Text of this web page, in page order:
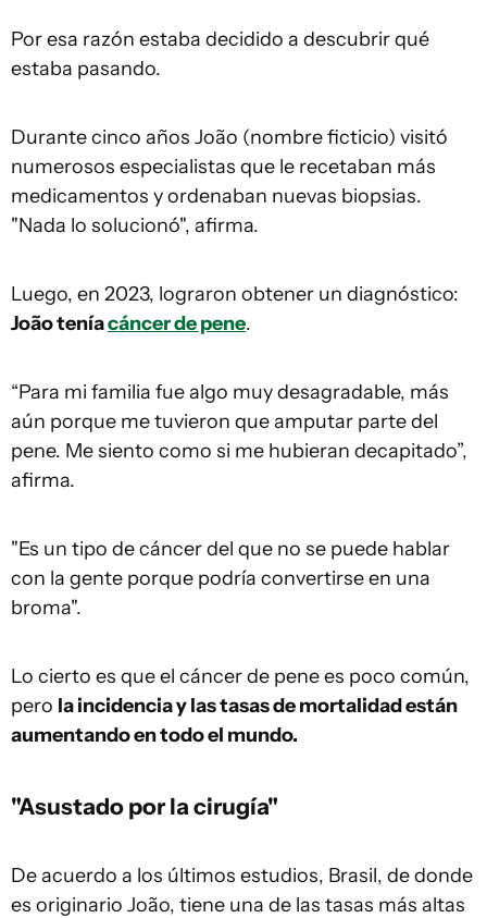
Por esa razón estaba decidido a descubrir qué
estaba pasando.
Durante cinco años João (nombre ficticio) visitó
numerosos especialistas que le recetaban más
medicamentos y ordenaban nuevas biopsias.
"Nada lo solucionó", afirma.
Luego, en 2023, lograron obtener un diagnóstico:
João teníacáncer de pene.
“Para mi familia fue algo muy desagradable, más
aún porque me tuvieron que amputar parte del
pene. Me siento como si me hubieran decapitado”,
afirma.
"Es un tipo de cáncer del que no se puede hablar
con la gente porque podría convertirse en una
broma".
Lo cierto es que el cáncer de pene es poco común,
pero la incidencia y las tasas de mortalidad están
aumentando en todo el mundo.
"Asustado por la cirugía"
De acuerdo a los últimos estudios, Brasil, de donde
es originario João, tiene una de las tasas más altas